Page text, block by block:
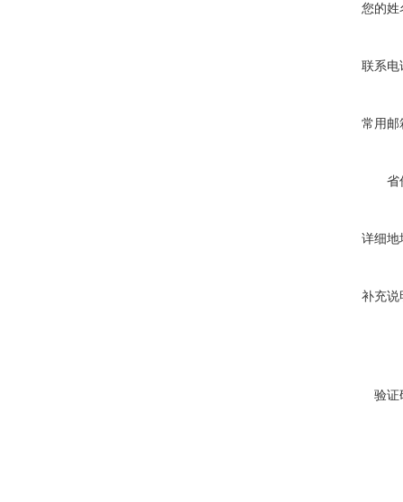
您的姓
联系电
常用邮
省
详细地
补充说
验证